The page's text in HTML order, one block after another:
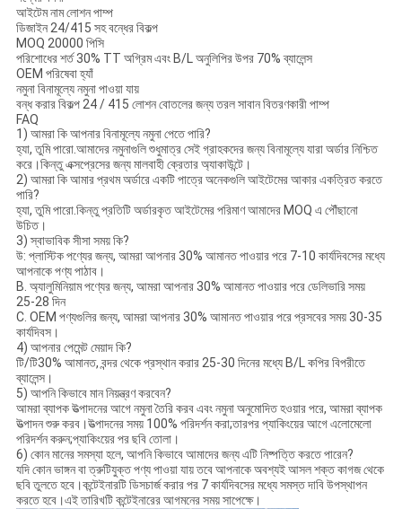
PRIVACY
POLICY
আইটেম নামলোশন পাম্প
ডিজাইন24/415 সহ বন্ধের বিকল্প
MOQ 20000 পিসি
পরিশোধের শর্ত 30% TT অগ্রিম এবং B/L অনুলিপির উপর 70% ব্যালেন্স
OEM পরিষেবাহ্যাঁ
নমুনাবিনামূল্যে নমুনা পাওয়া যায়
বন্ধ করার বিকল্প 24 / 415 লোশন বোতলের জন্য তরল সাবান বিতরণকারী পাম্প
FAQ
1) আমরা কি আপনার বিনামূল্যে নমুনা পেতে পারি?
হ্যা, তুমি পারো.আমাদের নমুনাগুলি শুধুমাত্র সেই গ্রাহকদের জন্য বিনামূল্যে যারা অর্ডার নিশ্চিত
করে।কিন্তু এক্সপ্রেসের জন্য মালবাহী ক্রেতার অ্যাকাউন্টে।
2) আমরা কি আমার প্রথম অর্ডারে একটি পাত্রে অনেকগুলি আইটেমের আকার একত্রিত করতে
পারি?
হ্যা, তুমি পারো.কিন্তু প্রতিটি অর্ডারকৃত আইটেমের পরিমাণ আমাদের MOQ এ পৌঁছানো
উচিত।
3) স্বাভাবিক সীসা সময় কি?
উ: প্লাস্টিক পণ্যের জন্য, আমরা আপনার 30% আমানত পাওয়ার পরে 7-10 কার্যদিবসের মধ্যে
আপনাকে পণ্য পাঠাব।
B. অ্যালুমিনিয়াম পণ্যের জন্য, আমরা আপনার 30% আমানত পাওয়ার পরে ডেলিভারি সময়
25-28 দিন
C. OEM পণ্যগুলির জন্য, আমরা আপনার 30% আমানত পাওয়ার পরে প্রসবের সময় 30-35
কার্যদিবস।
4) আপনার পেমেন্ট মেয়াদ কি?
টি/টি30% আমানত, বন্দর থেকে প্রস্থান করার 25-30 দিনের মধ্যে B/L কপির বিপরীতে
ব্যালেন্স।
5) আপনি কিভাবে মান নিয়ন্ত্রণ করবেন?
আমরা ব্যাপক উত্পাদনের আগে নমুনা তৈরি করব এবং নমুনা অনুমোদিত হওয়ার পরে, আমরা ব্যাপক
উত্পাদন শুরু করব।উত্পাদনের সময় 100% পরিদর্শন করা;তারপর প্যাকিংয়ের আগে এলোমেলো
পরিদর্শন করুন;প্যাকিংয়ের পর ছবি তোলা।
6) কোন মানের সমস্যা হলে, আপনি কিভাবে আমাদের জন্য এটি নিষ্পত্তি করতে পারেন?
যদি কোন ভাঙ্গন বা ত্রুটিযুক্ত পণ্য পাওয়া যায় তবে আপনাকে অবশ্যই আসল শক্ত কাগজ থেকে
ছবি তুলতে হবে।কন্টেইনারটি ডিসচার্জ করার পর 7 কার্যদিবসের মধ্যে সমস্ত দাবি উপস্থাপন
করতে হবে।এই তারিখটি কন্টেইনারের আগমনের সময় সাপেক্ষে।